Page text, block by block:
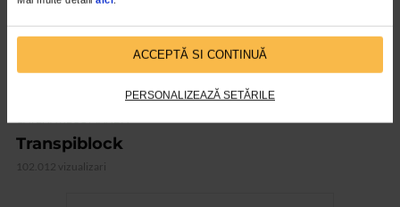
ACCEPTĂ SI CONTINUĂ
PERSONALIZEAZĂ SETĂRILE
CATENA RECOMANDA
Transpiblock
102.012 vizualizari